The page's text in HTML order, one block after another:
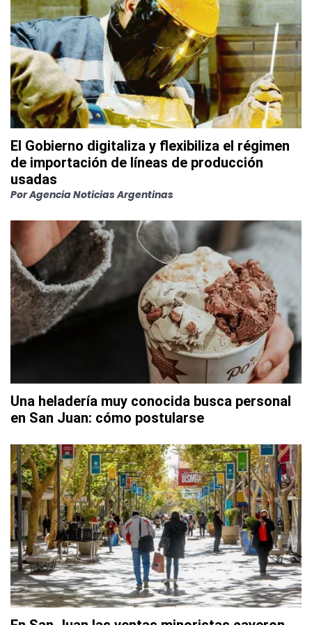
El Gobierno digitaliza y flexibiliza el régimen
de importación de líneas de producción
usadas
PorAgencia Noticias Argentinas
Una heladería muy conocida busca personal
en San Juan: cómo postularse